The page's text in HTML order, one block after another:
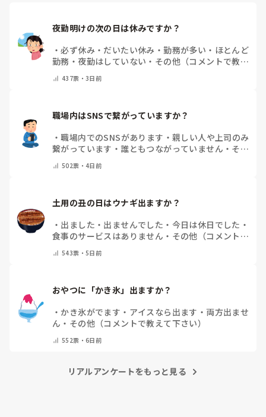
夜勤明けの次の日は休みですか？
・必ず休み・ だいたい休み ・勤務が多い ・ ほとんど
勤務 ・ 夜勤はしていない ・ その他（コメントで教え
てください）
437票・3日前
職場内はSNSで繋がっていますか？
・職場内でのSNSがあります ・ 親しい人や上司のみ
繋がっています ・ 誰ともつながっていません ・ その
他（コメントで教えてください）
502票・4日前
土用の丑の日はウナギ出ますか？
・ 出ました ・ 出ませんでした ・ 今日は休日でした ・
食事のサービスはありません ・ その他（コメントで
教えて下さい）
543票・5日前
おやつに「かき氷」出ますか？
・ かき氷がでます ・ アイスなら出ます ・両方出ませ
ん ・ その他（コメントで教えて下さい）
552票・ 6日前
リアルアンケートをもっと見る